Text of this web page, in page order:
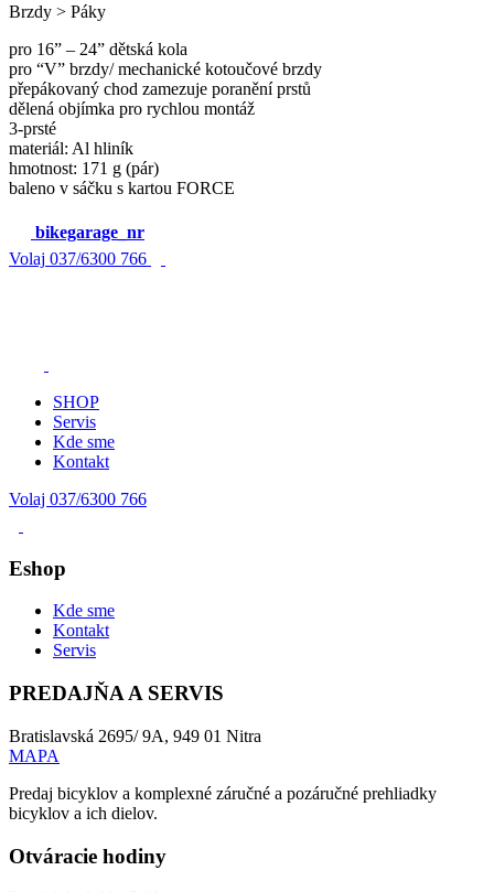
Brzdy > Páky
pro 16” – 24” dětská kola
pro “V” brzdy/ mechanické kotoučové brzdy
přepákovaný chod zamezuje poranění prstů
dělená objímka pro rychlou montáž
3-prsté
materiál: Al hliník
hmotnost: 171 g (pár)
baleno v sáčku s kartou FORCE
bikegarage_nr
Volaj 037/6300 766
SHOP
Servis
Kde sme
Kontakt
Volaj 037/6300 766
Eshop
Kde sme
Kontakt
Servis
PREDAJŇA A SERVIS
Bratislavská 2695/ 9A, 949 01 Nitra
MAPA
Predaj bicyklov a komplexné záručné a pozáručné prehliadky
bicyklov a ich dielov.
Otváracie hodiny